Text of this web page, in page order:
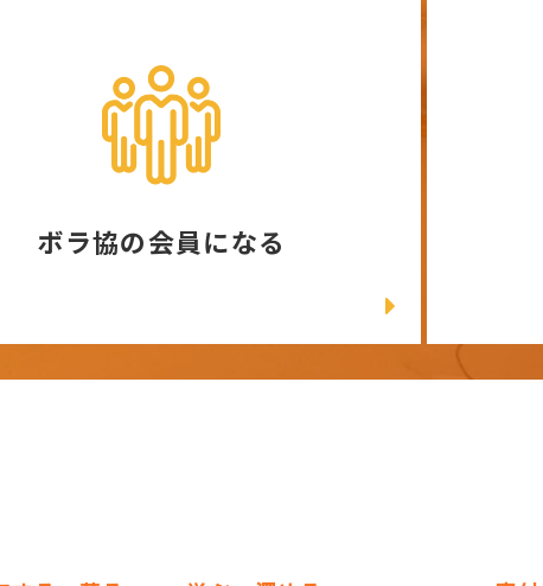
ボラ協の会員になる